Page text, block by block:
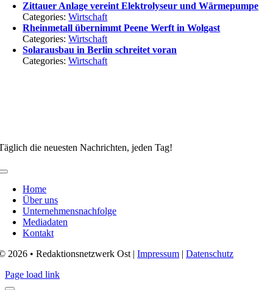
Zittauer Anlage vereint Elektrolyseur und Wärmepumpe
Categories:Wirtschaft
Rheinmetall übernimmt Peene Werft in Wolgast
Categories:Wirtschaft
Solarausbau in Berlin schreitet voran
Categories:Wirtschaft
die neuesten Nachrichten, jeden Tag!
Toggle
NavigationHome
Über uns
Unternehmensnachfolge
Mediadaten
Kontakt
2026 • Redaktionsnetzwerk Ost |Impressum |Datenschutz
Page load link